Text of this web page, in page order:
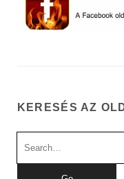
KERESÉS AZ